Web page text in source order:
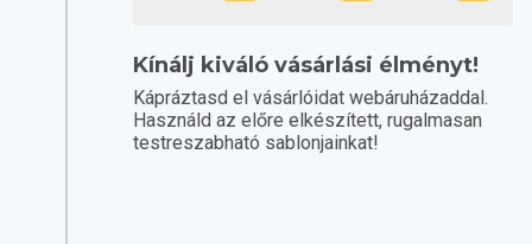
Kínálj kiváló vásárlási élményt!
Kápráztasd el vásárlóidat webáruházaddal.
Használd az előre elkészített, rugalmasan
testreszabható sablonjainkat!